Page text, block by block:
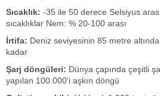
Sıcaklık: -35 ile 50 derece Selsiyus
sıcaklıklar Nem: % 20-100 arası
İrtifa: Deniz seviyesinin 85 metre
kadar
Şarj döngüleri: Dünya çapında çeşitli
yapılan 100.000'i aşkın döngü